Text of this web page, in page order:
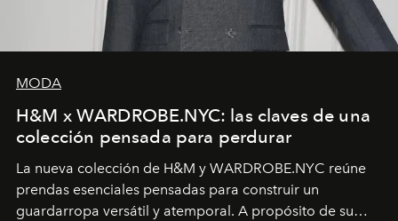
MODA
H&M x WARDROBE.NYC: las claves de una
colección pensada para perdurar
La nueva colección de H&M y WARDROBE.NYC reúne
prendas esenciales pensadas para construir un
guardarropa versátil y atemporal. A propósito de su